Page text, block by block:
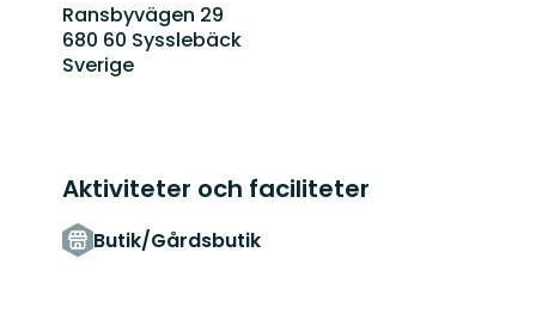
Ransbyvägen 29
680 60 Sysslebäck
Sverige
Aktiviteter och faciliteter
Butik/Gårdsbutik